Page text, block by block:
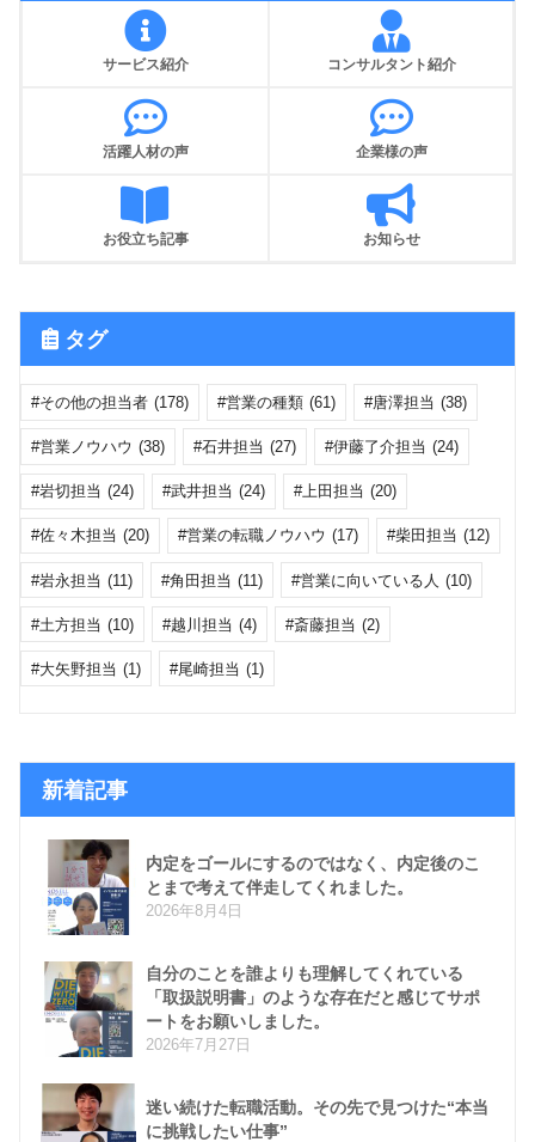
サービス紹介 コンサルタント紹介
活躍人材の声 企業様の声
お役立ち記事 お知らせ
タグ
その他の担当者 (178) 営業の種類 (61) 唐澤担当 (38)
営業ノウハウ (38) 石井担当 (27) 伊藤了介担当 (24)
岩切担当 (24) 武井担当 (24) 上田担当 (20)
佐々木担当 (20) 営業の転職ノウハウ (17) 柴田担当 (12)
岩永担当 (11) 角田担当 (11) 営業に向いている人 (10)
土方担当 (10) 越川担当 (4) 斎藤担当 (2)
大矢野担当 (1) 尾崎担当 (1)
新着記事
内定をゴールにするのではなく、内定後のこ
とまで考えて伴走してくれました。
2026年8月4日
自分のことを誰よりも理解してくれている
「取扱説明書」のような存在だと感じてサポ
ートをお願いしました。
2026年7月27日
迷い続けた転職活動。その先で見つけた“本当
に挑戦したい仕事”